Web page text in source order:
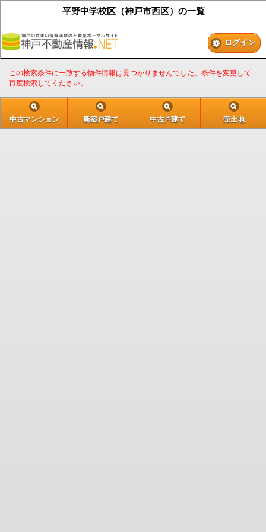
平野中学校区（神戸市西区）の一覧
ログイン
この検索条件に一致する物件情報は見つかりませんでした。条件を変更して
再度検索してください。
中古マンション 新築戸建て 中古戸建て 売土地